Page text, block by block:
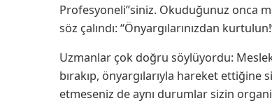
Profesyoneli”siniz. Okuduğunuz onca
söz çalındı: “Önyargılarınızdan
Uzmanlar çok doğru söylüyordu:
bırakıp, önyargılarıyla hareket
etmeseniz de aynı durumlar sizin